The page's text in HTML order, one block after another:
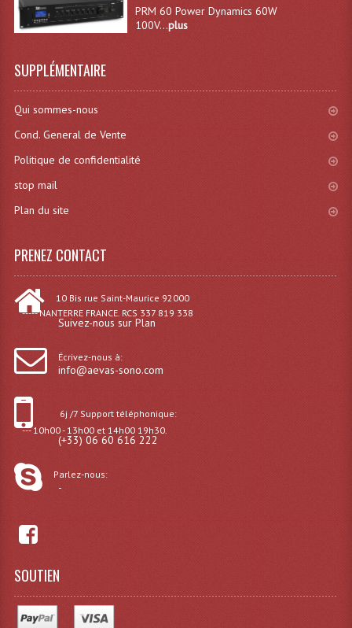
Tables De Mixage DJ
Effets LASERS
Lasers (Effets Volumetriques)
Effets Lumineux À Leds
Chenillards Modulateurs
PRM 60 Power Dynamics 60W
100V...plus
SUPPLÉMENTAIRE
Qui sommes-nous
Cond. General de Vente
Politique de confidentialité
stop mail
Plan du site
PRENEZ CONTACT
10 Bis rue Saint-Maurice 92000
----- NANTERRE FRANCE. RCS 337 819 338
Suivez-nous sur Plan
Écrivez-nous à:
info@aevas-sono.com
6j /7 Support téléphonique:
--- 10h00 - 13h00 et 14h00 19h30.
(+33) 06 60 616 222
Parlez-nous:
-
SOUTIEN